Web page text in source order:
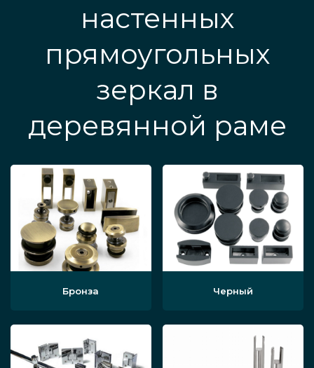
настенных
прямоугольных
зеркал в
деревянной раме
Бронза Черный